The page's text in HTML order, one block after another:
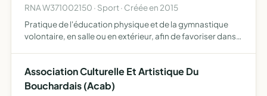
RNA W371002150 · Sport · Créée en 2015
Pratique de l'éducation physique et de la gymnastique
volontaire, en salle ou en extérieur, afin de favoriser dans
Association Culturelle Et Artistique Du
Bouchardais (Acab)